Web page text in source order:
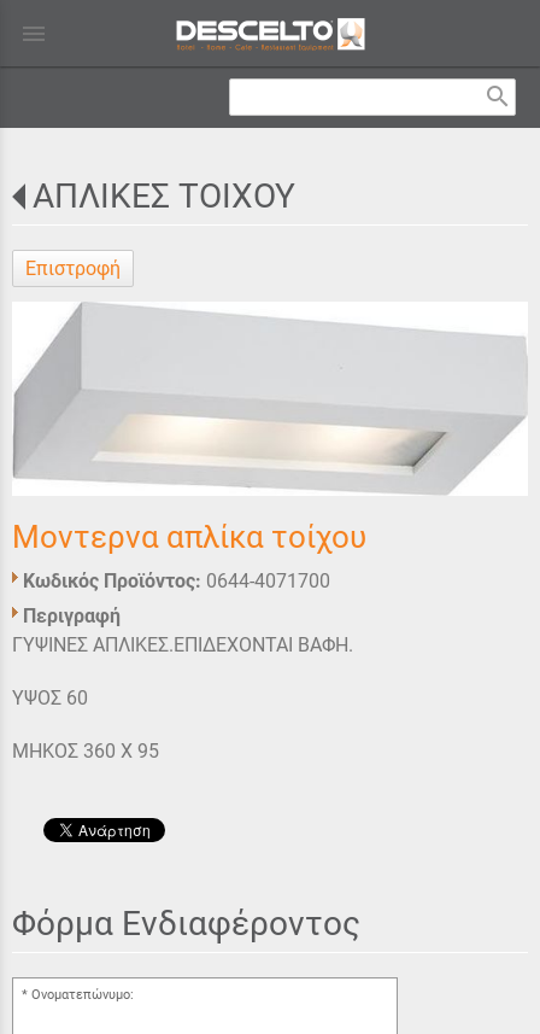
menu
search
ΑΠΛΙΚΕΣ ΤΟΙΧΟΥ
Επιστροφή
Μοντερνα απλίκα τοίχου
Κωδικός Προϊόντος: 0644-4071700
Περιγραφή
ΓΥΨΙΝΕΣ ΑΠΛΙΚΕΣ.ΕΠΙΔΕΧΟΝΤΑΙ ΒΑΦΗ.
ΥΨΟΣ 60
ΜΗΚΟΣ 360 Χ 95
Φόρμα Ενδιαφέροντος
Ονοματεπώνυμο: